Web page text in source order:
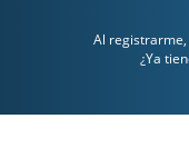
Al registrarme,
¿Ya